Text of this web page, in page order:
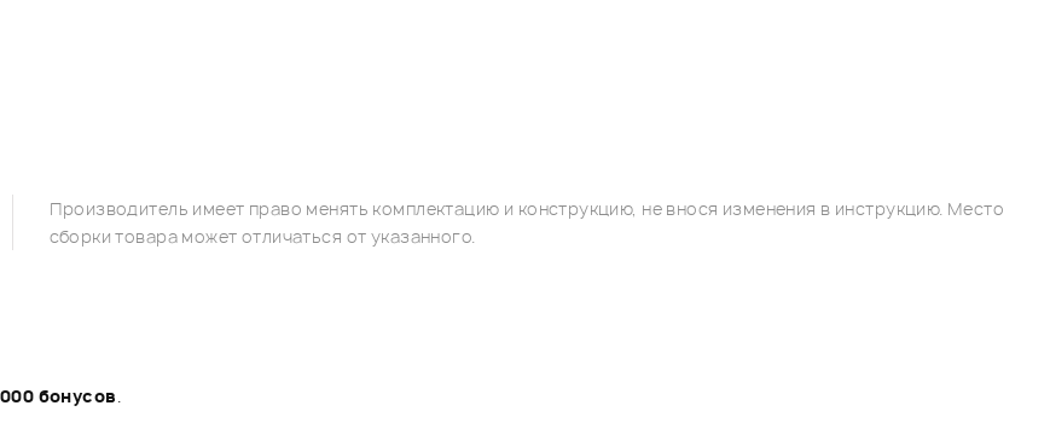
Производитель имеет право менять комплектацию и конструкцию, не внося изменения в инструкцию. Место
сборки товара может отличаться от указанного.
бонусов.